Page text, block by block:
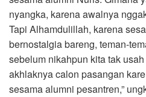
nyangka, karena awalnya
Tapi Alhamdulillah, karena
bernostalgia bareng, teman-
sebelum nikahpun kita tak
akhlaknya calon pasangan
sesama alumni pesantren,”